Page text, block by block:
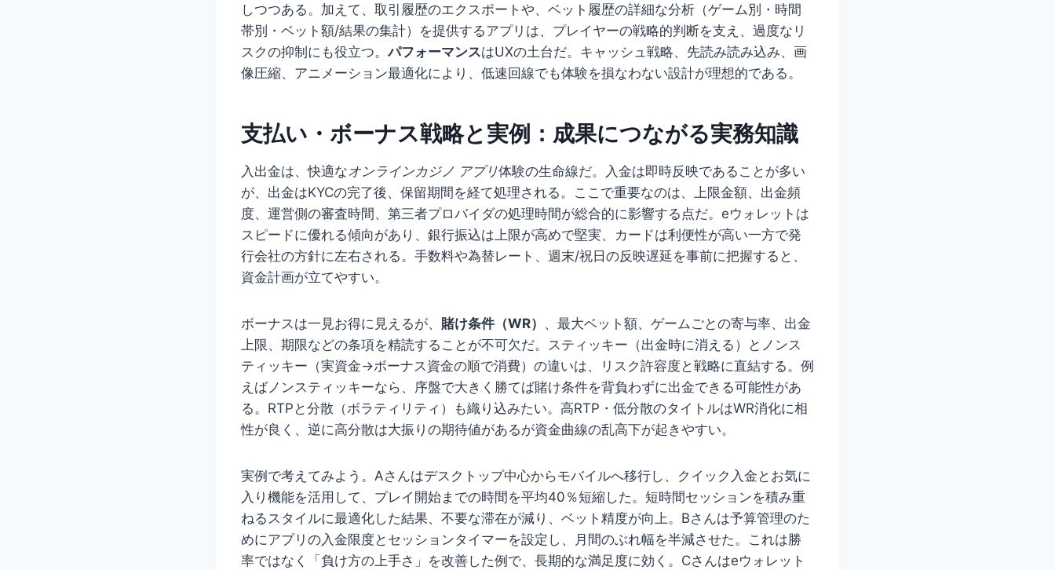
しつつある。加えて、取引履歴のエクスポートや、ベット履歴の詳細な分析（ゲーム別・時間
帯別・ベット額/結果の集計）を提供するアプリは、プレイヤーの戦略的判断を支え、過度なリ
スクの抑制にも役立つ。パフォーマンスはUXの土台だ。キャッシュ戦略、先読み読み込み、画
像圧縮、アニメーション最適化により、低速回線でも体験を損なわない設計が理想的である。
支払い・ボーナス戦略と実例：成果につながる実務知識
入出金は、快適なオンラインカジノ アプリ体験の生命線だ。入金は即時反映であることが多い
が、出金はKYCの完了後、保留期間を経て処理される。ここで重要なのは、上限金額、出金頻
度、運営側の審査時間、第三者プロバイダの処理時間が総合的に影響する点だ。eウォレットは
スピードに優れる傾向があり、銀行振込は上限が高めで堅実、カードは利便性が高い一方で発
行会社の方針に左右される。手数料や為替レート、週末/祝日の反映遅延を事前に把握すると、
資金計画が立てやすい。
ボーナスは一見お得に見えるが、 賭け条件（WR） 、最大ベット額、ゲームごとの寄与率、出金
上限、期限などの条項を精読することが不可欠だ。スティッキー（出金時に消える）とノンス
ティッキー（実資金→ボーナス資金の順で消費）の違いは、リスク許容度と戦略に直結する。例
えばノンスティッキーなら、序盤で大きく勝てば賭け条件を背負わずに出金できる可能性があ
る。RTPと分散（ボラティリティ）も織り込みたい。高RTP・低分散のタイトルはWR消化に相
性が良く、逆に高分散は大振りの期待値があるが資金曲線の乱高下が起きやすい。
実例で考えてみよう。Aさんはデスクトップ中心からモバイルへ移行し、クイック入金とお気に
入り機能を活用して、プレイ開始までの時間を平均40％短縮した。短時間セッションを積み重
ねるスタイルに最適化した結果、不要な滞在が減り、ベット精度が向上。Bさんは予算管理のた
めにアプリの入金限度とセッションタイマーを設定し、月間のぶれ幅を半減させた。これは勝
率ではなく「負け方の上手さ」を改善した例で、長期的な満足度に効く。Cさんはeウォレット